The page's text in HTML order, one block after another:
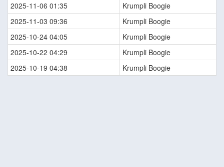
2025-11-06 01:35
Krumpli Boogie
2025-11-03 09:36
Krumpli Boogie
2025-10-24 04:05
Krumpli Boogie
2025-10-22 04:29
Krumpli Boogie
2025-10-19 04:38
Krumpli Boogie